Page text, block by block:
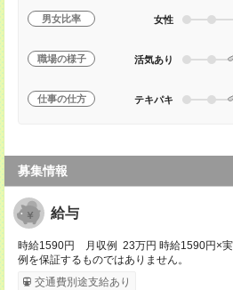
男女比率 女性
職場の様子 活気あり
仕事の仕方 テキパキ
募集情報
給与
時給1590円 月収例 23万円 時給1590円×
例を保証するものではありません。
交通費別途支給あり